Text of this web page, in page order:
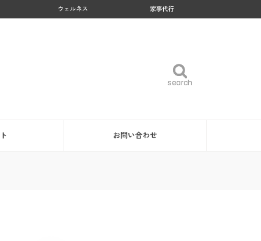
ウェルネス 家事代行
search
search
お問い合わせ